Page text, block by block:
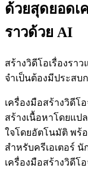
ด้วยสุดยอดเ
ราวด้วย AI
สร้างวิดีโอเรื่องรา
จำเป็นต้องมีประสบ
เครื่องมือสร้างวิดีโ
สร้างเนื้อหาโดยแ
ใจโดยอัตโนมัติ พร้
สำหรับครีเอเตอร์
เครื่องมือสร้างวิดีโ